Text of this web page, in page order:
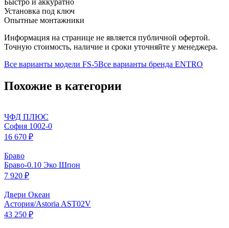
Быстро и аккуратно
Установка под ключ
Опытные монтажники
Информация на странице не является публичной офертой.
Точную стоимость, наличие и сроки уточняйте у менеджера.
Все варианты модели FS-5Все варианты бренда ENTRO
Похожие в категории
ЧФД ПЛЮС
София 1002-0
16 670 ₽
Браво
Браво-0.10 Эко Шпон
7 920 ₽
Двери Океан
Астория/Astoria AST02V
43 250 ₽